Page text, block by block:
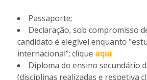
Passaporte;
Declaração, sob compromisso
candidato é elegível enquanto
internacional"; clique aqui
Diploma do ensino secundário
(disciplinas realizadas e respetiva